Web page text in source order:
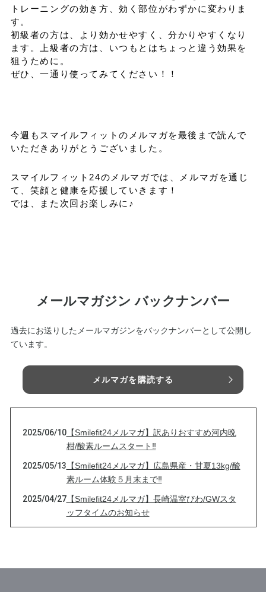
トレーニングの効き方、効く部位がわずかに変わりま
す。
初級者の方は、より効かせやすく、分かりやすくなり
ます。上級者の方は、いつもとはちょっと違う効果を
狙うために。
ぜひ、一通り使ってみてください！！
今週もスマイルフィットのメルマガを最後まで読んで
いただきありがとうございました。
スマイルフィット24のメルマガでは、メルマガを通じ
て、笑顔と健康を応援していきます！
では、また次回お楽しみに♪
メールマガジン バックナンバー
過去にお送りしたメールマガジンをバックナンバーとして公開し
ています。
メルマガを購読する
2025/06/10【Smilefit24メルマガ】訳ありおすすめ河内晩
柑/酸素ルームスタート‼
2025/05/13 【Smilefit24メルマガ】広島県産・甘夏13kg/酸
素ルーム体験５月末まで‼
2025/04/27【Smilefit24メルマガ】長崎温室びわ/GWスタ
ッフタイムのお知らせ